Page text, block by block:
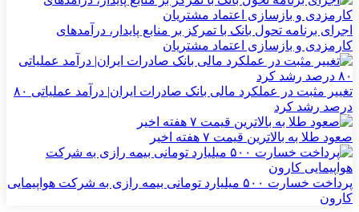
اجرای برنامه تحول بانک با تمرکز بر منابع پایدار، درآمدهای
کارمزدی و بازسازی اعتماد مشتریان
تغییر مثبت در عملکرد مالی بانک صادرات ایران| درآمد عملیاتی ۸۰
درصد رشد کرد
صعود طلا به بالاترین قیمت ۷ هفته اخیر
پرداخت خسارت ۵۰۰ میلیارد تومانی بیمه رازی به شرکت هواپیمایی
کارون